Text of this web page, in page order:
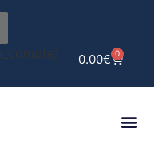
0.00€ 0